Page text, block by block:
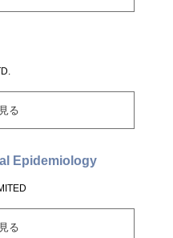
る
Epidemiology
る